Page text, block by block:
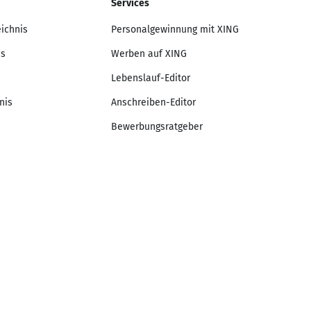
Services
Personalgewinnung mit XING
Werben auf XING
Lebenslauf-Editor
Anschreiben-Editor
Bewerbungsratgeber